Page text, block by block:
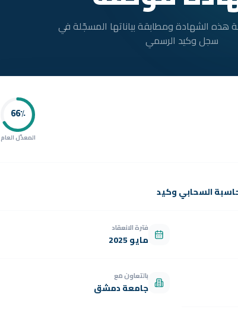
هذه الشهادة ومطابقة بياناتها المسجّلة في
سجل وكيد الرسمي
66٪
المعدّل العام
السحابي وكيد
فترة الانعقاد
مايو 2025
بالتعاون مع
جامعة دمشق